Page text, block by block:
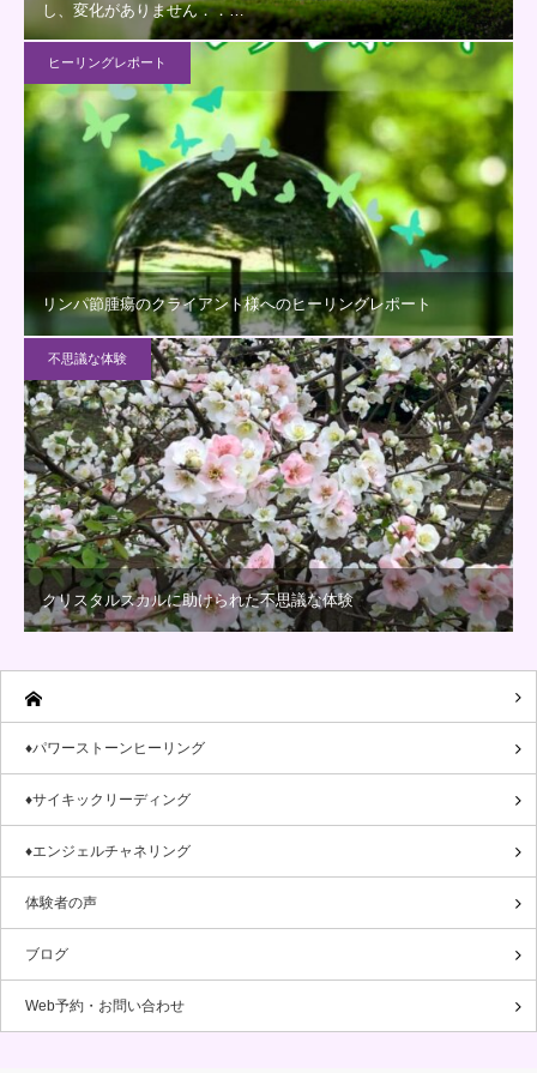
し、変化がありません．．…
ヒーリングレポート
リンパ節腫瘍のクライアント様へのヒーリングレポート
不思議な体験
クリスタルスカルに助けられた不思議な体験
♦パワーストーンヒーリング
♦サイキックリーディング
♦エンジェルチャネリング
体験者の声
ブログ
Web予約・お問い合わせ